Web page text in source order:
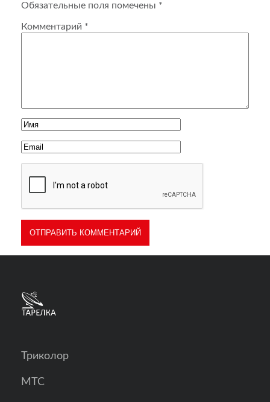
Обязательные поля помечены *
Комментарий *
Триколор
МТС